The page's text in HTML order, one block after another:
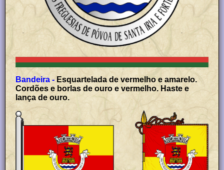
Bandeira - Esquartelada de vermelho e amarelo.
Cordões e borlas de ouro e vermelho. Haste e
lança de ouro.